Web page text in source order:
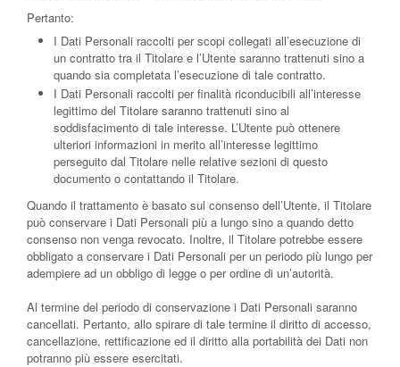
Pertanto:
I Dati Personali raccolti per scopi collegati all’esecuzione di
un contratto tra il Titolare e l’Utente saranno trattenuti sino a
quando sia completata l’esecuzione di tale contratto.
I Dati Personali raccolti per finalità riconducibili all’interesse
legittimo del Titolare saranno trattenuti sino al
soddisfacimento di tale interesse. L’Utente può ottenere
ulteriori informazioni in merito all’interesse legittimo
perseguito dal Titolare nelle relative sezioni di questo
documento o contattando il Titolare.
Quando il trattamento è basato sul consenso dell’Utente, il Titolare
può conservare i Dati Personali più a lungo sino a quando detto
consenso non venga revocato. Inoltre, il Titolare potrebbe essere
obbligato a conservare i Dati Personali per un periodo più lungo per
adempiere ad un obbligo di legge o per ordine di un’autorità.
Al termine del periodo di conservazione i Dati Personali saranno
cancellati. Pertanto, allo spirare di tale termine il diritto di accesso,
cancellazione, rettificazione ed il diritto alla portabilità dei Dati non
potranno più essere esercitati.